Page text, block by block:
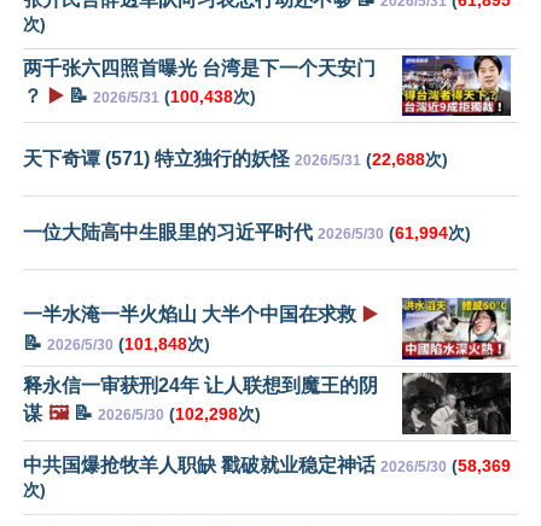
次)
两千张六四照首曝光 台湾是下一个天安门
？
▶️ 📝 2026/5/31 (100,438次)
天下奇谭 (571) 特立独行的妖怪 2026/5/31 (22,688次)
一位大陆高中生眼里的习近平时代 2026/5/30 (61,994次)
一半水淹一半火焰山 大半个中国在求救 ▶️
📝 2026/5/30 (101,848次)
释永信一审获刑24年 让人联想到魔王的阴
谋 🖼️📝 2026/5/30 (102,298次)
中共国爆抢牧羊人职缺 戳破就业稳定神话 2026/5/30 (58,369
次)